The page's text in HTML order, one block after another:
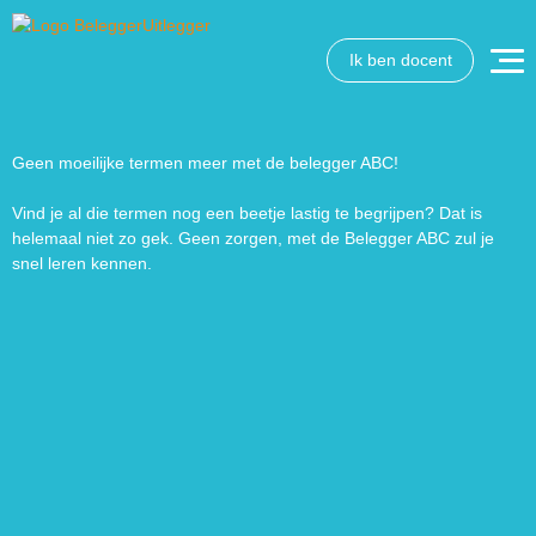
Ik ben docent
Geen moeilijke termen meer met de belegger ABC!
Vind je al die termen nog een beetje lastig te begrijpen? Dat is
helemaal niet zo gek. Geen zorgen, met de Belegger ABC zul je
snel leren kennen.